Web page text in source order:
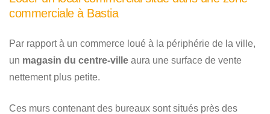
commerciale à Bastia
Par rapport à un commerce loué à la périphérie de la ville,
un magasin du centre-ville aura une surface de vente
nettement plus petite.
Ces murs contenant des bureaux sont situés près des